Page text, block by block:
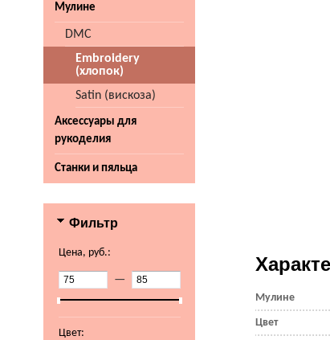
Мулине
DMC
Embroidery
(хлопок)
Satin (вискоза)
Аксессуары для
рукоделия
Станки и пяльца
Фильтр
Цена, руб.:
—
Цвет:
Мулине
Цвет